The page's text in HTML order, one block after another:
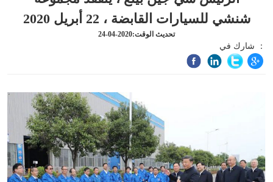
شنشي للسيارات القابضة ، 22 أبريل 2020
تحديث الوقت:2020-04-24
شارك في ：